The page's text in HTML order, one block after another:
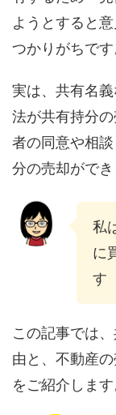
ようとすると
つかりがちです
実は、共有名
法が共有持分
者の同意や相
分の売却ができ
私
に
す
この記事では
由と、不動産
をご紹介します